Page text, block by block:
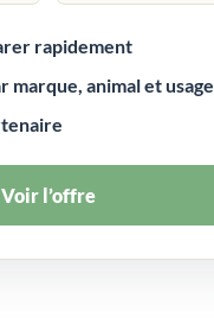
rapidement
animal et usage
Voir l’offre